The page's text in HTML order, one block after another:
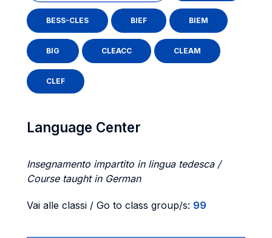
BESS-CLES BIEF BIEM
BIG CLEACC CLEAM
CLEF
Language Center
Insegnamento impartito in lingua tedesca /
Course taught in German
Vai alle classi / Go to class group/s: 99